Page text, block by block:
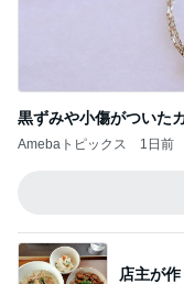
黒ずみや小傷がついた
Amebaトピックス 1日前
店主が